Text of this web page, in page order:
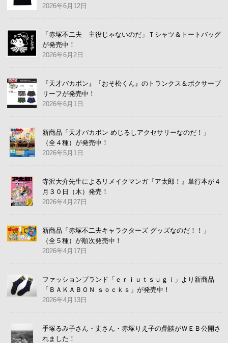
2026年6月12日
「赤塚不二夫 主役じゃないのだ」Ｔシャツ＆トートバッグ
が発売中！
2026年6月2日
『天才バカボン』『おそ松くん』のトランクス＆ボクサーブ
リーフが発売中！
2026年6月1日
新商品「天才バカボン めじるしアクセサリーなのだ！」
（全４種）が発売中！
2026年5月1日
寺沢大介先生によるリメイクマンガ『ア太郎！』単行本が４
月３０日（木）発売！
2026年4月27日
新商品「赤塚不二夫キャラクターズ グッズなのだ！！」
（全５種）が順次発売中！
2026年4月17日
ファッションブランド「ｅｒｉｕｔｓｕｇｉ」より新商品
「ＢＡＫＡＢＯＮ ｓｏｃｋｓ」が発売中！
2026年4月13日
手塚るみ子さん・丈さん・赤塚りえ子の鼎談がＷＥＢ公開さ
れました！